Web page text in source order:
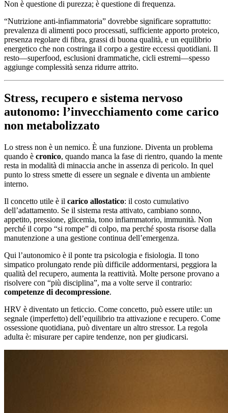
Non è questione di purezza; è questione di frequenza.
“Nutrizione anti-infiammatoria” dovrebbe significare soprattutto:
prevalenza di alimenti poco processati, sufficiente apporto proteico,
presenza regolare di fibra, grassi di buona qualità, e un equilibrio
energetico che non costringa il corpo a gestire eccessi quotidiani. Il
resto—superfood, esclusioni drammatiche, cicli estremi—spesso
aggiunge complessità senza ridurre attrito.
Stress, recupero e sistema nervoso
autonomo: l’invecchiamento come carico
non metabolizzato
Lo stress non è un nemico. È una funzione. Diventa un problema
quando è cronico, quando manca la fase di rientro, quando la mente
resta in modalità di minaccia anche in assenza di pericolo. In quel
punto lo stress smette di essere un segnale e diventa un ambiente
interno.
Il concetto utile è il carico allostatico: il costo cumulativo
dell’adattamento. Se il sistema resta attivato, cambiano sonno,
appetito, pressione, glicemia, tono infiammatorio, immunità. Non
perché il corpo “si rompe” di colpo, ma perché sposta risorse dalla
manutenzione a una gestione continua dell’emergenza.
Qui l’autonomico è il ponte tra psicologia e fisiologia. Il tono
simpatico prolungato rende più difficile addormentarsi, peggiora la
qualità del recupero, aumenta la reattività. Molte persone provano a
risolvere con “più disciplina”, ma a volte serve il contrario:
competenze di decompressione.
HRV è diventato un feticcio. Come concetto, può essere utile: un
segnale (imperfetto) dell’equilibrio tra attivazione e recupero. Come
ossessione quotidiana, può diventare un altro stressor. La regola
adulta è: misurare per capire tendenze, non per giudicarsi.